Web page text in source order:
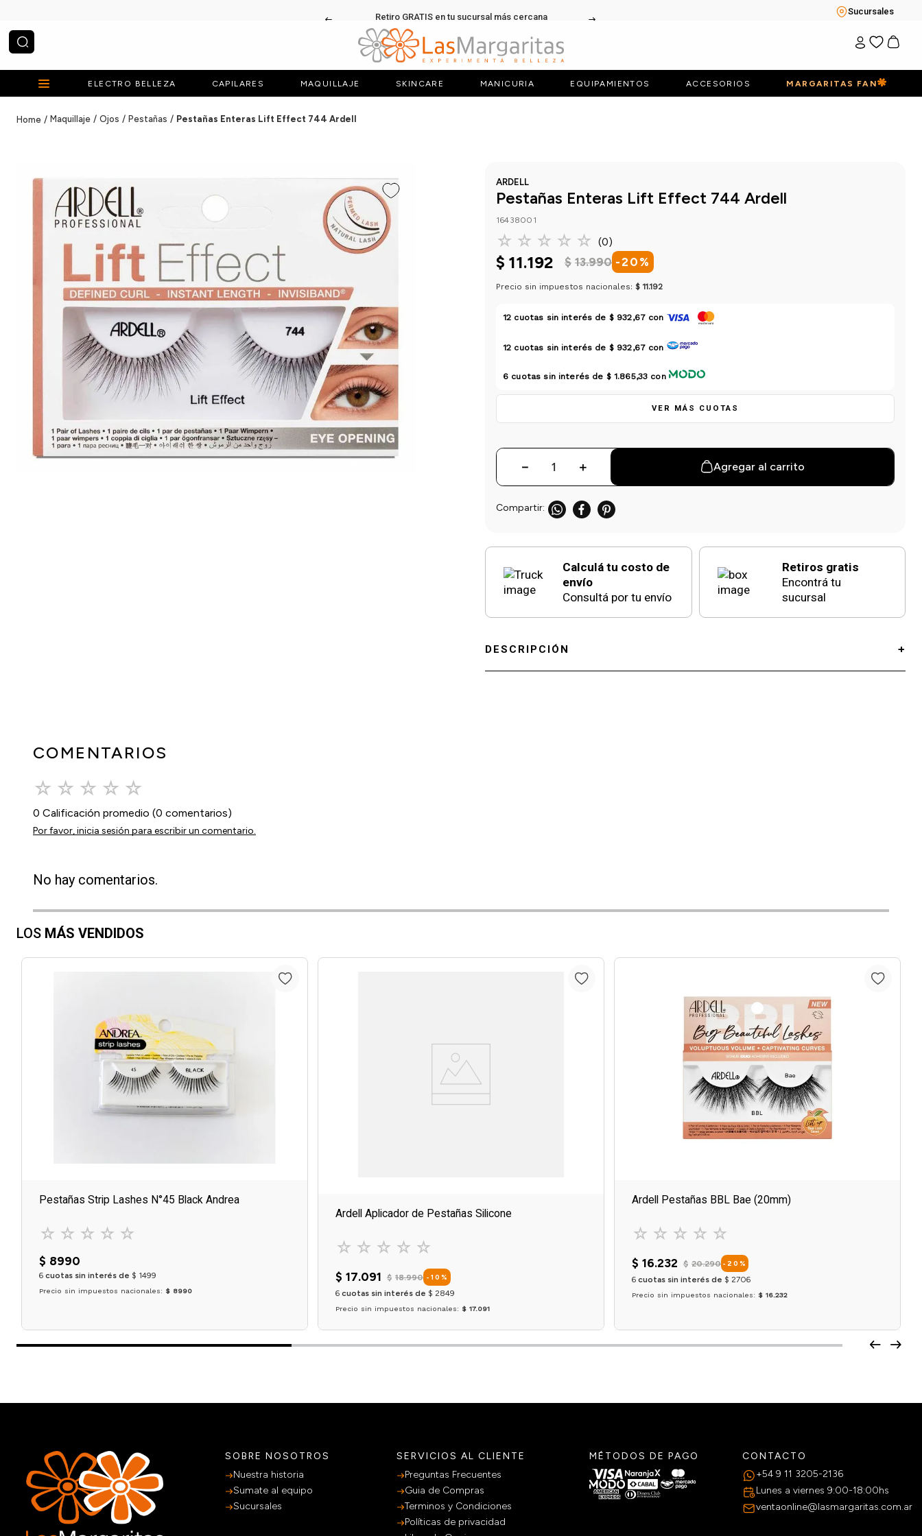
Retiro GRATIS en tu sucursal más cercana
Sucursales
¿Qué estás buscando?
ELECTRO BELLEZA CAPILARES MAQUILLAJE SKINCARE MANICURIA EQUIPAMIENTOS ACCESORIOS MARGARITAS FAN
Maquillaje Ojos Pestañas Pestañas Enteras Lift Effect 744 Ardell
ARDELL
Pestañas Enteras Lift Effect 744 Ardell
16438001
☆ ☆ ☆ ☆ ☆ (0)
$ 11.192 $ 13.990 -20 %
Precio sin impuestos nacionales: $ 11.192
12 cuotas sin interés de $ 932,67con
12 cuotas sin interés de $ 932,67con
6 cuotas sin interés de $ 1.865,33 con
VER MÁS CUOTAS
＋
－ Agregar al carrito
Calculá tu costo de
envío
Consultá por tu envío
Retiros gratis
Encontrá tu
sucursal
DESCRIPCIÓN
COMENTARIOS
☆ ☆ ☆ ☆ ☆
0 Calificación promedio (0 comentarios)
Por favor, inicia sesión para escribir un comentario.
No hay comentarios.
LOS MÁS VENDIDOS
Pestañas Strip Lashes N°45 Black Andrea
☆ ☆ ☆ ☆ ☆
$ 8990
6 cuotas sin interés de $ 1499
Precio sin impuestos nacionales: $ 8990
Ardell Aplicador de Pestañas Silicone
☆ ☆ ☆ ☆ ☆
$ 17.091 $ 18.990 - 10 %
6 cuotas sin interés de $ 2849
Precio sin impuestos nacionales: $ 17.091
Ardell Pestañas BBL Bae (20mm)
☆ ☆ ☆ ☆ ☆
$ 16.232 $ 20.290 - 20 %
6 cuotas sin interés de $ 2706
Precio sin impuestos nacionales: $ 16.232
Agregar al carrito
SOBRE NOSOTROS
Nuestra historia
Sumate al equipo
Sucursales
SERVICIOS AL CLIENTE
Preguntas Frecuentes
Guia de Compras
Terminos y Condiciones
Políticas de privacidad
MÉTODOS DE PAGO
CONTACTO
+54 9 11 3205-2136
Lunes a viernes 9:00-18:00hs
ventaonline@lasmargaritas.com.ar